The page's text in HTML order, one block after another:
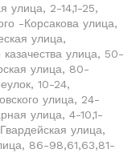
улица, 2-14,1-25,
-Корсакова улица,
улица,
казачества улица, 50-
улица, 80-
10-24,
улица, 24-
улица, 4-10,1-
улица,
86-98,61,63,81-